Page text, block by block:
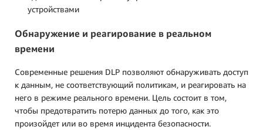
устройствами
Обнаружение и реагирование в реальном
времени
Современные решения DLP позволяют обнаруживать доступ
к данным, не соответствующий политикам, и реагировать на
него в режиме реального времени. Цель состоит в том,
чтобы предотвратить потерю данных до того, как это
произойдет или во время инцидента безопасности.